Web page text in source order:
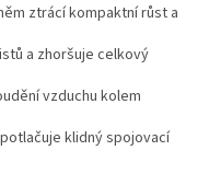
ztrácí kompaktní růst a
a zhoršuje celkový
vzduchu kolem
potlačuje klidný spojovací